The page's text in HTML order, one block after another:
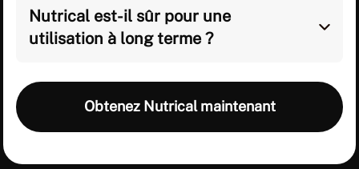
repas et combinez-la à une alimentation
saine et de l'exercice pour maximiser les
Nutrical est-il sûr pour une
utilisation à long terme ?
terme lorsqu'il est pris selon les
instructions, mais il est recommandé de
consulter un professionnel de santé.
Obtenez Nutrical maintenant